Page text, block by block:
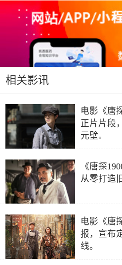
相关影讯
电影《唐
正片片段
元壁。
《唐探
从零打造
电影《唐
报，宣布
线。